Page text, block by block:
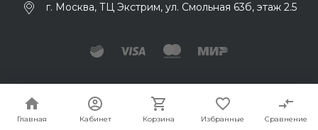
Главная Кабинет Корзина Избранные Сравнение
г. Москва, ТЦ Экстрим, ул. Смольная 63б, этаж 2.5
© 2026 Fishbusinezz. Ваш нахлыстовый магазин